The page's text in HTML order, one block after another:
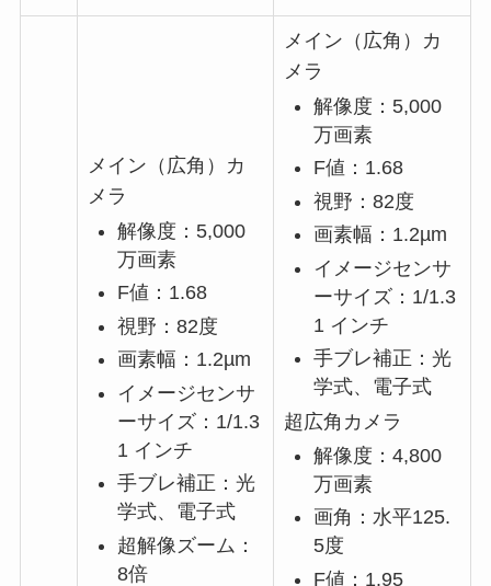
メイン（広角）カ
メラ
解像度：5,000
万画素
F値：1.68
視野：82度
画素幅：1.2µm
イメージセンサ
ーサイズ：1/1.3
1 インチ
手ブレ補正：光
学式、電子式
超解像ズーム：
8倍
メイン（広角）カ
メラ
解像度：5,000
万画素
F値：1.68
視野：82度
画素幅：1.2µm
イメージセンサ
ーサイズ：1/1.3
1 インチ
手ブレ補正：光
学式、電子式
超広角カメラ
解像度：4,800
万画素
画角：水平125.
5度
F値：1.95